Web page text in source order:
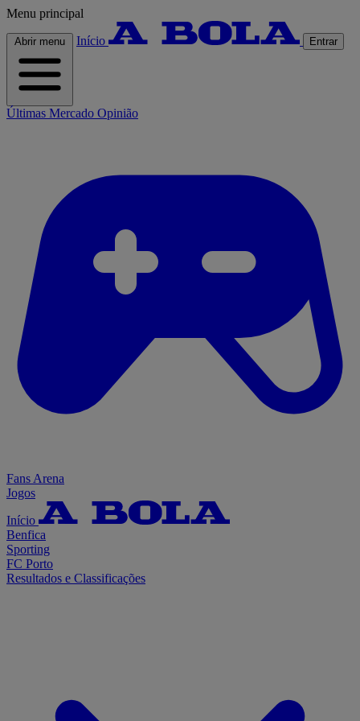
Menu principal
Abrir menu Início Entrar
Últimas Mercado Opinião
Fans Arena
Jogos
Início
Benfica
Sporting
FC Porto
Resultados e Classificações